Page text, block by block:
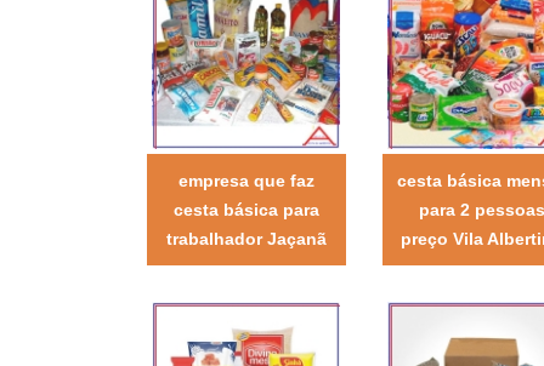
empresa que faz
cesta básica para
trabalhador Jaçanã
cesta básica
para 2 pessoas
preço Vila